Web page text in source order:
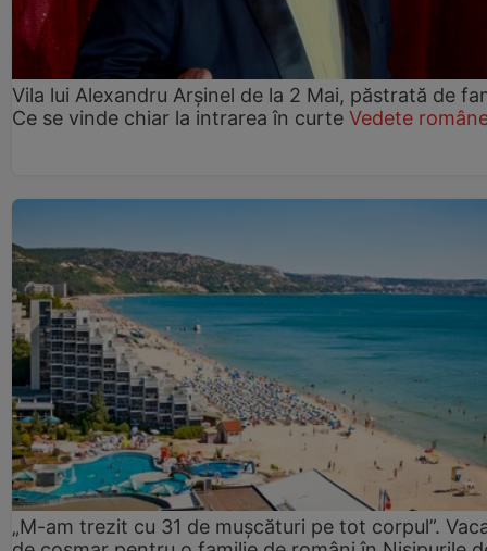
Vila lui Alexandru Arșinel de la 2 Mai, păstrată de
Ce se vinde chiar la intrarea în curte Vedete
„M-am trezit cu 31 de mușcături pe tot corpul”.